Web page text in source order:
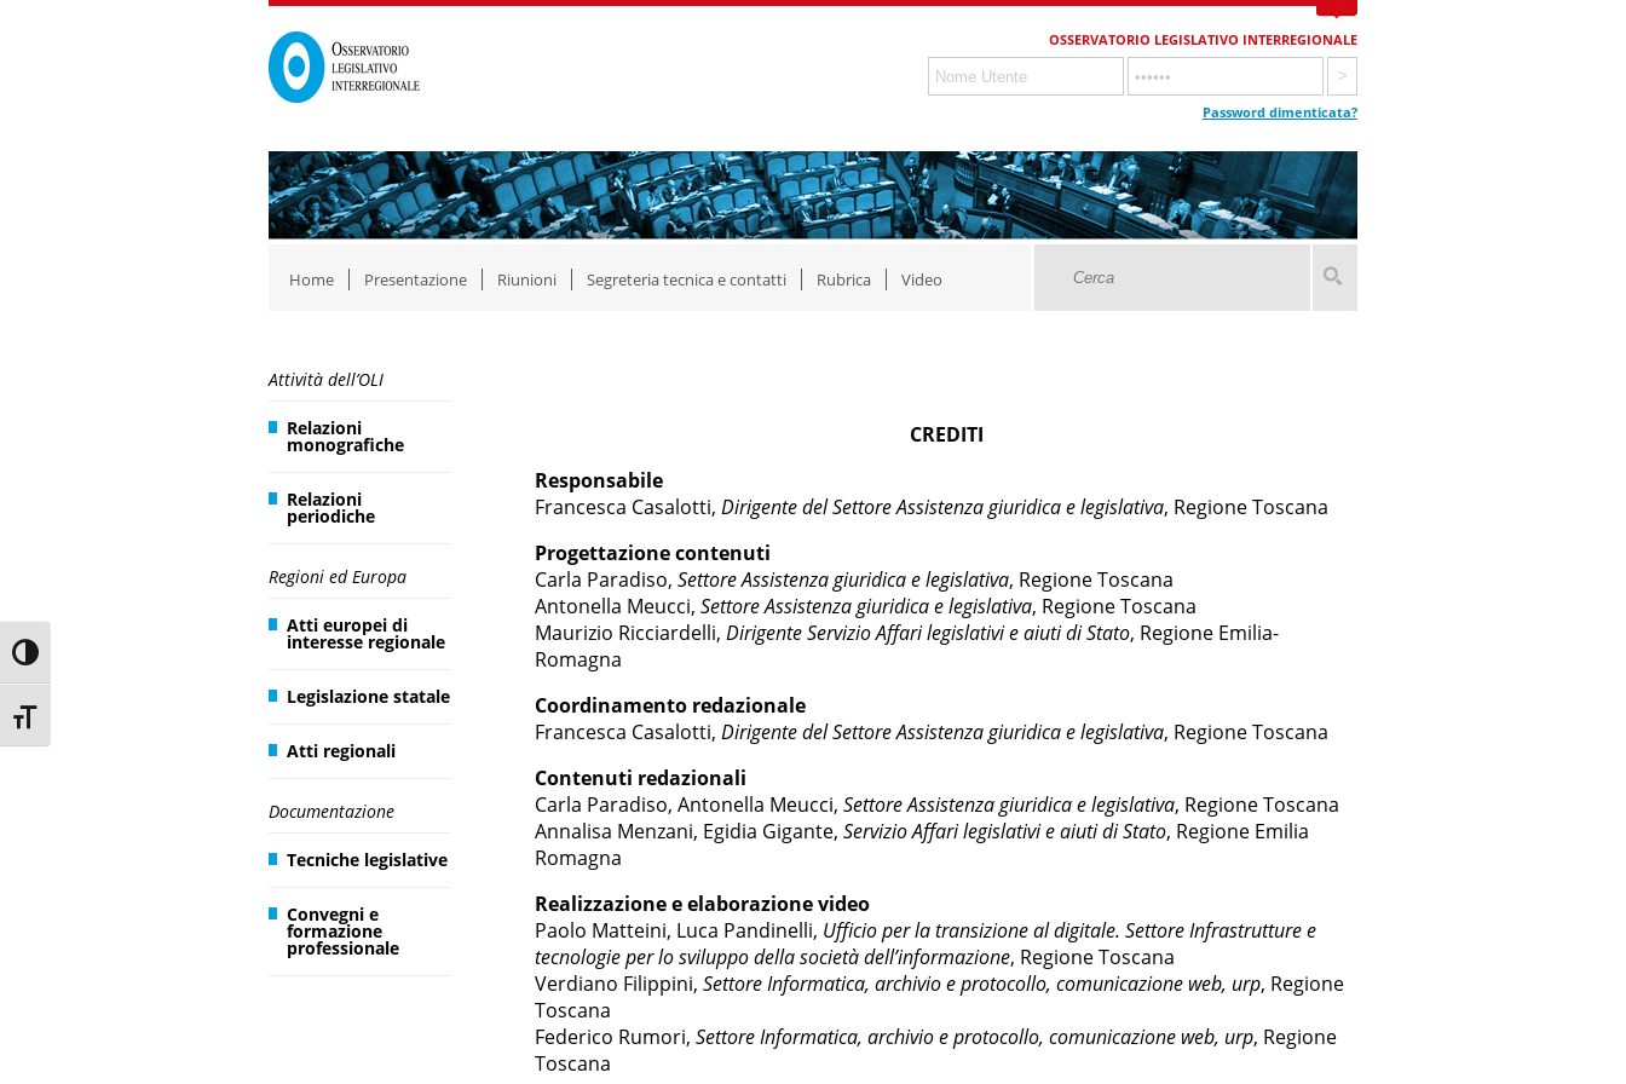
Toggle High Contrast
Toggle Font size
OSSERVATORIO LEGISLATIVO INTERREGIONALE
Password dimenticata?
Home Presentazione Riunioni Segreteria tecnica e contatti Rubrica Video
Attività dell’OLI
Relazioni
monografiche
Relazioni
periodiche
Regioni ed Europa
Atti europei di
interesse regionale
Legislazione statale
Atti regionali
Documentazione
Tecniche legislative
Convegni e
formazione
professionale
CREDITI
Responsabile
Francesca Casalotti, Dirigente del Settore Assistenza giuridica e legislativa, Regione Toscana
Progettazione contenuti
Carla Paradiso, Settore Assistenza giuridica e legislativa, Regione Toscana
Antonella Meucci, Settore Assistenza giuridica e legislativa, Regione Toscana
Maurizio Ricciardelli, Dirigente Servizio Affari legislativi e aiuti di Stato, Regione Emilia-
Romagna
Coordinamento redazionale
Francesca Casalotti, Dirigente del Settore Assistenza giuridica e legislativa, Regione Toscana
Contenuti redazionali
Carla Paradiso, Antonella Meucci, Settore Assistenza giuridica e legislativa, Regione Toscana
Annalisa Menzani, Egidia Gigante, Servizio Affari legislativi e aiuti di Stato, Regione Emilia
Romagna
Realizzazione e elaborazione video
Paolo Matteini, Luca Pandinelli, Ufficio per la transizione al digitale. Settore Infrastrutture e
tecnologie per lo sviluppo della società dell’informazione, Regione Toscana
Verdiano Filippini, Settore Informatica, archivio e protocollo, comunicazione web, urp, Regione
Toscana
Federico Rumori, Settore Informatica, archivio e protocollo, comunicazione web, urp, Regione
Toscana